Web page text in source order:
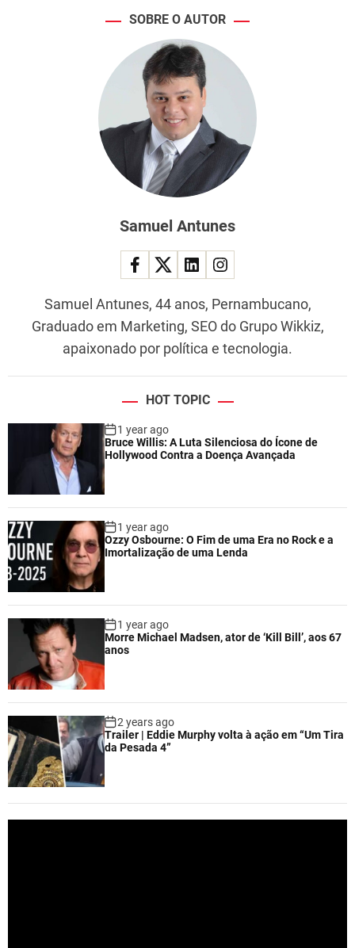
SOBRE O AUTOR
Samuel Antunes
Samuel Antunes, 44 anos, Pernambucano,
Graduado em Marketing, SEO do Grupo Wikkiz,
apaixonado por política e tecnologia.
HOT TOPIC
1 year ago
Bruce Willis: A Luta Silenciosa do Ícone de
Hollywood Contra a Doença Avançada
1 year ago
Ozzy Osbourne: O Fim de uma Era no Rock e a
Imortalização de uma Lenda
1 year ago
Morre Michael Madsen, ator de ‘Kill Bill’, aos 67
anos
2 years ago
Trailer | Eddie Murphy volta à ação em “Um Tira
da Pesada 4”